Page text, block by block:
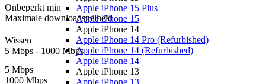
Apple iPhone 15 Plus
Apple iPhone 15
Apple iPhone 14
Apple iPhone 14 Pro (Refurbished)
Apple iPhone 14 (Refurbished)
Apple iPhone 14
Apple iPhone 13
Apple iPhone 13
Onbeperkt min
Maximale downloadsnelheid
Wissen
5 Mbps - 1000 Mbps
5 Mbps
1000 Mbps